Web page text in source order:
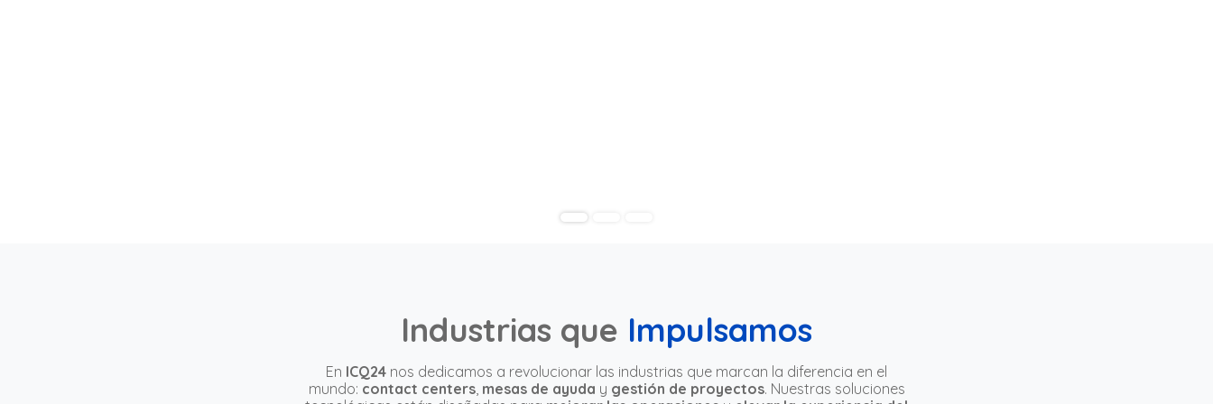
Industrias que Impulsamos
En ICQ24 nos dedicamos a revolucionar las industrias que marcan la diferencia en el
mundo: contact centers, mesas de ayuda y gestión de proyectos. Nuestras soluciones